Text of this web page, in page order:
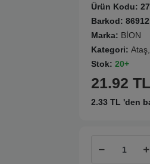
Ürün Kodu:
Barkod:
Marka: BİON
Kategori:
Stok: 20+
21.92 TL
2.33 TL 'den